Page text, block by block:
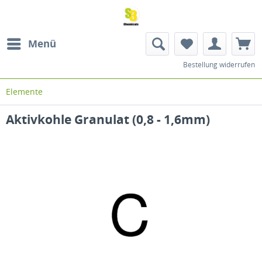
Menü
Bestellung widerrufen
Elemente
Aktivkohle Granulat (0,8 - 1,6mm)